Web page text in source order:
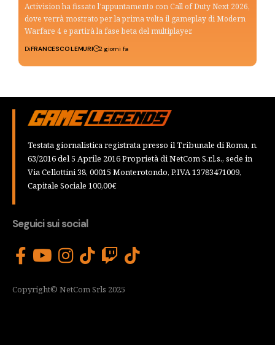
Activision ha fissato l’appuntamento con Call of Duty Next 2026,
dove verrà mostrato per la prima volta il gameplay di Modern
Warfare 4 e partirà la fase beta del multiplayer.
DiFRANCESCO LEMURI 2 giorni fa
Testata giornalistica registrata presso il Tribunale di Roma, n.
63/2016 del 5 Aprile 2016 Proprietà di NetCom S.r.l.s., sede in
Via Cellottini 38, 00015 Monterotondo, P.IVA 13783471009,
Capitale Sociale 100,00€
Seguici sui social
Copyright© NetCom Srls 2025